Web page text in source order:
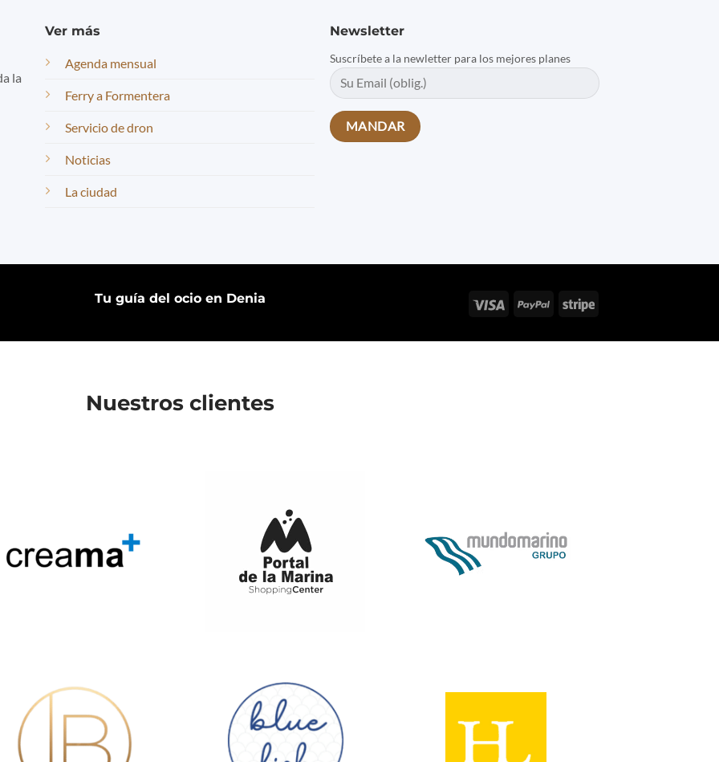
la
Ver más
Agenda mensual
Ferry a Formentera
Servicio de dron
Noticias
La ciudad
Newsletter
Suscríbete a la newletter para los mejores planes
Tu guía del ocio en Denia Visa PayPal Stripe
Nuestros clientes